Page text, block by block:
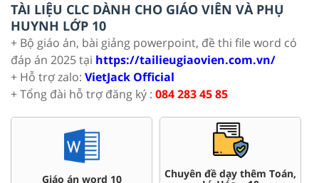
TÀI LIỆU CLC DÀNH CHO GIÁO VIÊN VÀ PHỤ
HUYNH LỚP 10
+ Bộ giáo án, bài giảng powerpoint, đề thi file word có
đáp án 2025 tại https://tailieugiaovien.com.vn/
+ Hỗ trợ zalo: VietJack Official
+ Tổng đài hỗ trợ đăng ký : 084 283 45 85
Chuyên đề dạy thêm Toán, Đề thi HSG 10